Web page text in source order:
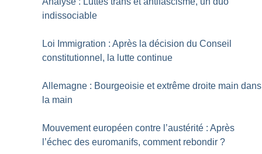
indissociable
Loi Immigration : Après la décision du Conseil
constitutionnel, la lutte continue
Allemagne : Bourgeoisie et extrême droite main dans
la main
Mouvement européen contre l’austérité : Après
l’échec des euromanifs, comment rebondir ?